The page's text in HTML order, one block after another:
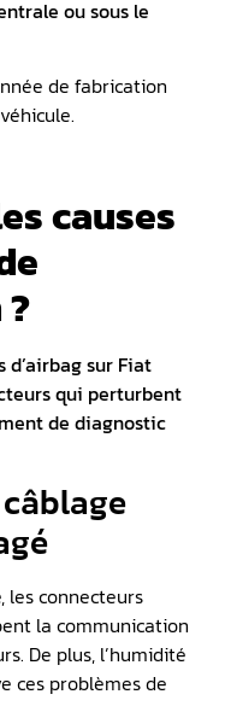
ou sous le
de fabrication
causes
d’airbag sur Fiat
qui perturbent
de diagnostic
câblage
les connecteurs
la communication
De plus, l’humidité
ces problèmes de